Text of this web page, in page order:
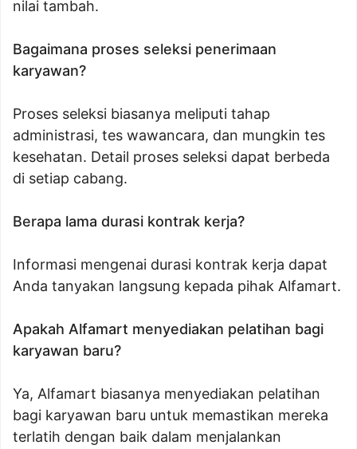
nilai tambah.
Bagaimana proses seleksi penerimaan
karyawan?
Proses seleksi biasanya meliputi tahap
administrasi, tes wawancara, dan mungkin tes
kesehatan. Detail proses seleksi dapat berbeda
di setiap cabang.
Berapa lama durasi kontrak kerja?
Informasi mengenai durasi kontrak kerja dapat
Anda tanyakan langsung kepada pihak Alfamart.
Apakah Alfamart menyediakan pelatihan bagi
karyawan baru?
Ya, Alfamart biasanya menyediakan pelatihan
bagi karyawan baru untuk memastikan mereka
terlatih dengan baik dalam menjalankan